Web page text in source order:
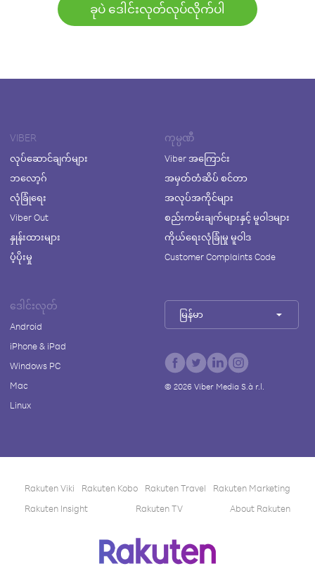
ခုပဲ ဒေါင်းလုတ်လုပ်လိုက်ပါ
VIBER
လုပ်ဆောင်ချက်များ
ဘလော့ဂ်
လုံခြုံရေး
Viber Out
နှုန်းထားများ
ပံ့ပိုးမှု
ကုမ္ပဏီ
Viber အကြောင်း
အမှတ်တံဆိပ် စင်တာ
အလုပ်အကိုင်များ
စည်းကမ်းချက်များနှင့် မူဝါဒများ
ကိုယ်ရေးလုံခြုံမှု မူဝါဒ
Customer Complaints Code
ဒေါင်းလုတ်
Android
iPhone & iPad
Windows PC
Mac
Linux
မြန်မာ
© 2026Viber Media S.à r.l.
Rakuten Viki Rakuten Kobo Rakuten Travel
Rakuten Marketing
Rakuten Insight
Rakuten TV About Rakuten